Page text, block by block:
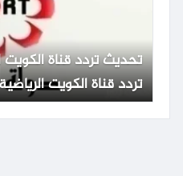
65